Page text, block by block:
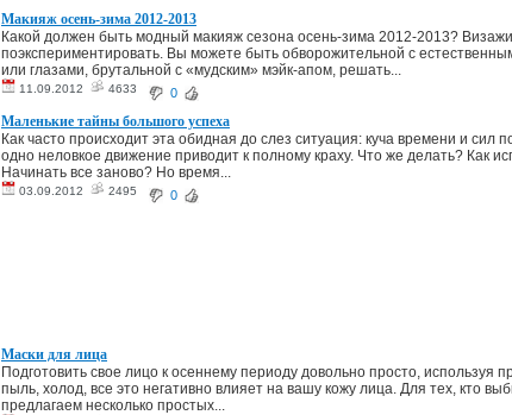
Макияж осень-зима 2012-2013
Какой должен быть модный макияж сезона осень-зима 2012-2013?
поэкспериментировать. Вы можете быть обворожительной с
или глазами, брутальной с «мудским» мэйк-апом, решать...
11.09.2012 4633 0
Маленькие тайны большого успеха
Как часто происходит эта обидная до слез ситуация: куча времени и сил
одно неловкое движение приводит к полному краху. Что же делать? Как
Начинать все заново? Но время...
03.09.2012 2495 0
Маски для лица
Подготовить свое лицо к осеннему периоду довольно просто, используя
пыль, холод, все это негативно влияет на вашу кожу лица. Для тех, кто
предлагаем несколько простых...